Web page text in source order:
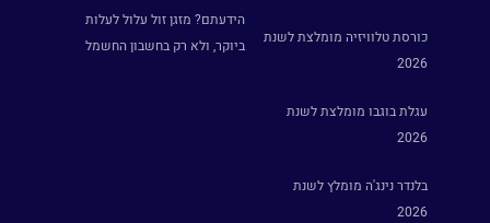
כורסת טלוויזיה מומלצת לשנת
2026
עגלת בוגבו מומלצת לשנת
2026
בלנדר נינג'ה מומלץ לשנת
2026
הידעתם? מזגן זול עלול לעלות
ביוקר, ולא רק בחשבון החשמל